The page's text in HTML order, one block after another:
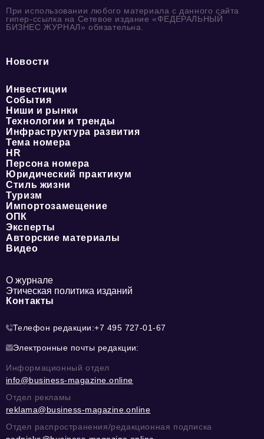
При использовании любого материала с данного сайта
гипер-ссылка на Сетевое издание «ФЕДЕРАЛЬНЫЙ
БИЗНЕС ЖУРНАЛ» обязательна.
Новости
Инвестиции
События
Ниши и рынки
Технологии и тренды
Инфраструктура развития
Тема номера
HR
Персона номера
Юридический практикум
Стиль жизни
Туризм
Импортозамещение
ОПК
Эксперты
Авторские материалы
Видео
О журнале
Этическая политика изданий
Контакты
Телефон редакции:+7 495 727-01-67
Электронные почты редакции:
Информационный отдел
info@business-magazine.online
Отдел рекламы
reklama@business-magazine.online
Отдел распространения/редакционная подписка